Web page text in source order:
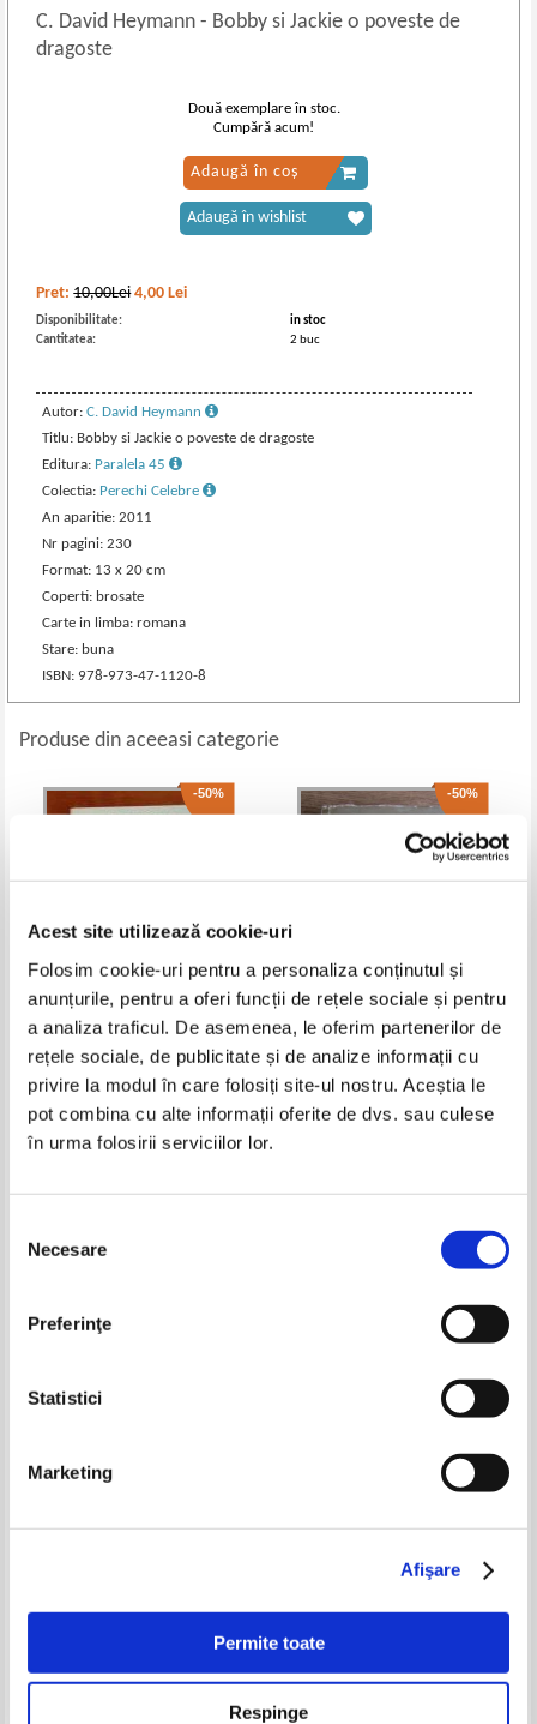
Acest site utilizează cookie-uri
Folosim cookie-uri pentru a personaliza conținutul și
anunțurile, pentru a oferi funcții de rețele sociale și pentru
a analiza traficul. De asemenea, le oferim partenerilor de
rețele sociale, de publicitate și de analize informații cu
privire la modul în care folosiți site-ul nostru. Aceștia le
pot combina cu alte informații oferite de dvs. sau culese
în urma folosirii serviciilor lor.
consimțământului
Necesare
Preferinţe
Statistici
Marketing
Afişare
Permite toate
Respinge
C. David Heymann- Bobby si Jackie o poveste de
dragoste
Pret:10,00Lei 4,00 Lei
Disponibilitate:
in stoc
Cantitatea:
2 buc
Autor:C. David Heymann
Titlu: Bobby si Jackie o poveste de dragoste
Editura: Paralela 45
Colectia: Perechi Celebre
An aparitie: 2011
Nr pagini: 230
Format: 13 x 20 cm
Coperti: brosate
Carte in limba: romana
Stare: buna
ISBN: 978-973-47-1120-8
Două exemplare în stoc.
Cumpără acum!
Adaugă în coș
Adaugă în wishlist
Produse din aceeasi categorie
-50%
Michel Zevaco - Printesa Rayon
D'or
Pret: 10,00Lei 5,00 Lei
Adaugă în coș
-50%
I. Ludo - Paravanul de aur,
volumul 3. Regele Palaelibus
Pret:10,00Lei 5,00 Lei
Adaugă în coș
-60%
fiica lui Lazar
Adaugă în coș
-60%
Anghellos Terzakis - Printesa
Adaugă în coș